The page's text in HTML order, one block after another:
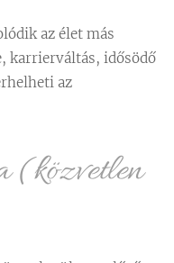
az élet más
karrierváltás, idősödő
az
(közvetlen